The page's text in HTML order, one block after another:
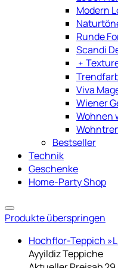
Modern
Runde
Scandi
﹢
Viva
Wiener
Wohnen
Bestseller
Technik
Geschenke
Home-Party Shop
Produkte überspringen
Hochflor-Teppich
Ayyildiz Teppiche